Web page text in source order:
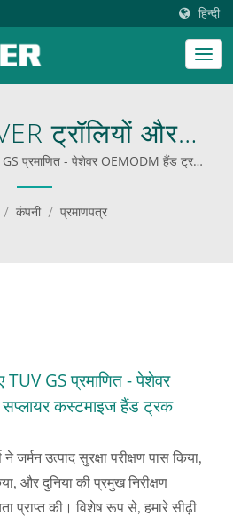
हिन्दी
ट्रॉलियों और
गुणवत्ता सुरक्षा
किया, GS प्रमाणन
की। पेशेवर
ट्रक सप्लायर
हैंड ट्रक |
के पेशेवर हैंड
कार्ट्स के साथ
को बढ़ावा दें
GS प्रमाणित - पेशेवर OEMODM हैंड ट्रक
| व्यवसायों के लिए कस्टम स्टेप लैडर्स
/ कंपनी / प्रमाणपत्र
GS प्रमाणित - पेशेवर
कस्टमाइज हैंड ट्रक
जर्मन उत्पाद सुरक्षा परीक्षण पास किया,
और दुनिया की प्रमुख निरीक्षण
प्राप्त की। विशेष रूप से, हमारे सीढ़ी